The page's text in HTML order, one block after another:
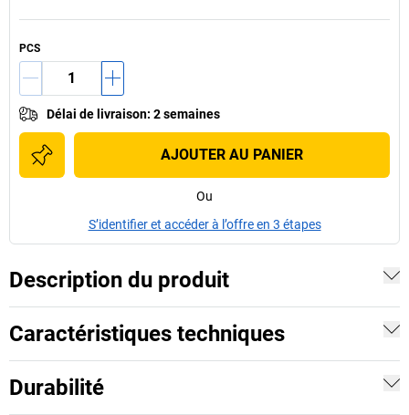
PCS
Délai de livraison: 2 semaines
AJOUTER AU PANIER
Ou
S’identifier et accéder à l’offre en 3 étapes
Description du produit
Caractéristiques techniques
Durabilité